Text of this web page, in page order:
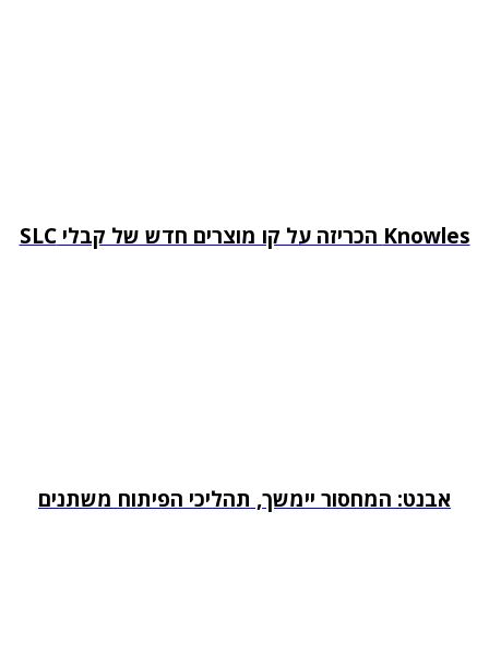
Knowles הכריזה על קו מוצרים חדש של קבלי SLC
אבנט: המחסור יימשך, תהליכי הפיתוח משתנים